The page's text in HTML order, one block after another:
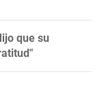
que su